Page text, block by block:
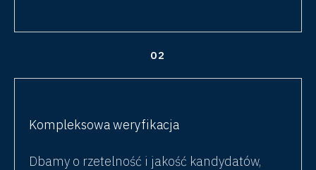
02
Kompleksowa weryfikacja
Dbamy o rzetelność i jakość kandydatów,